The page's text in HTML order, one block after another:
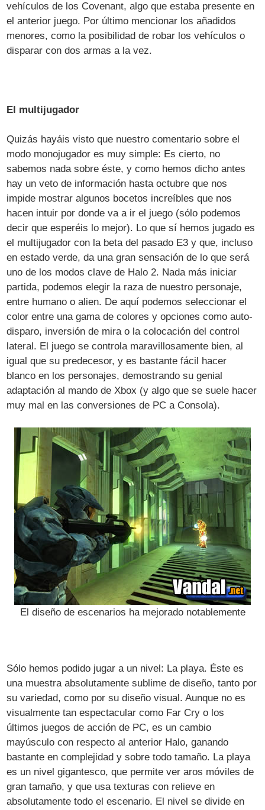
vehículos de los Covenant, algo que estaba presente en
el anterior juego. Por último mencionar los añadidos
menores, como la posibilidad de robar los vehículos o
disparar con dos armas a la vez.
El multijugador
Quizás hayáis visto que nuestro comentario sobre el
modo monojugador es muy simple: Es cierto, no
sabemos nada sobre éste, y como hemos dicho antes
hay un veto de información hasta octubre que nos
impide mostrar algunos bocetos increíbles que nos
hacen intuir por donde va a ir el juego (sólo podemos
decir que esperéis lo mejor). Lo que sí hemos jugado es
el multijugador con la beta del pasado E3 y que, incluso
en estado verde, da una gran sensación de lo que será
uno de los modos clave de Halo 2. Nada más iniciar
partida, podemos elegir la raza de nuestro personaje,
entre humano o alien. De aquí podemos seleccionar el
color entre una gama de colores y opciones como auto-
disparo, inversión de mira o la colocación del control
lateral. El juego se controla maravillosamente bien, al
igual que su predecesor, y es bastante fácil hacer
blanco en los personajes, demostrando su genial
adaptación al mando de Xbox (y algo que se suele hacer
muy mal en las conversiones de PC a Consola).
El diseño de escenarios ha mejorado notablemente
Sólo hemos podido jugar a un nivel: La playa. Éste es
una muestra absolutamente sublime de diseño, tanto por
su variedad, como por su diseño visual. Aunque no es
visualmente tan espectacular como Far Cry o los
últimos juegos de acción de PC, es un cambio
mayúsculo con respecto al anterior Halo, ganando
bastante en complejidad y sobre todo tamaño. La playa
es un nivel gigantesco, que permite ver aros móviles de
gran tamaño, y que usa texturas con relieve en
absolutamente todo el escenario. El nivel se divide en